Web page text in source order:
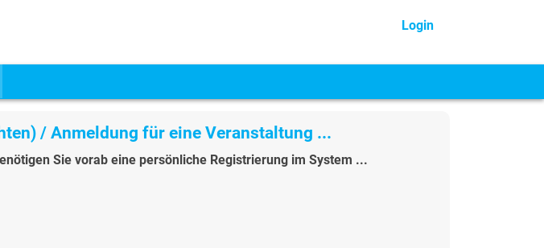
Login
/ Anmeldung für eine Veranstaltung ...
Sie vorab eine persönliche Registrierung im System ...